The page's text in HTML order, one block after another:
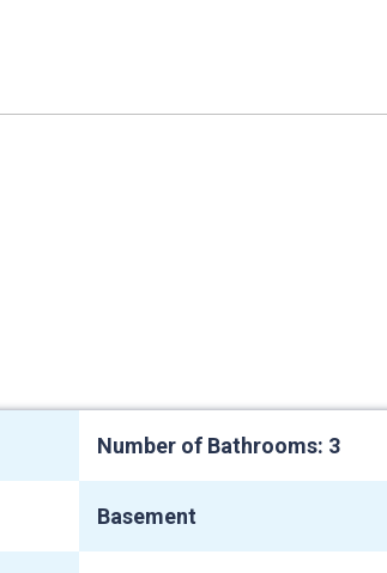
Number of Bathrooms: 3
Basement